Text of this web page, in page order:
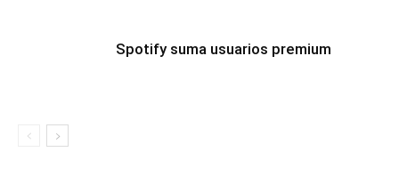
Spotify suma usuarios premium